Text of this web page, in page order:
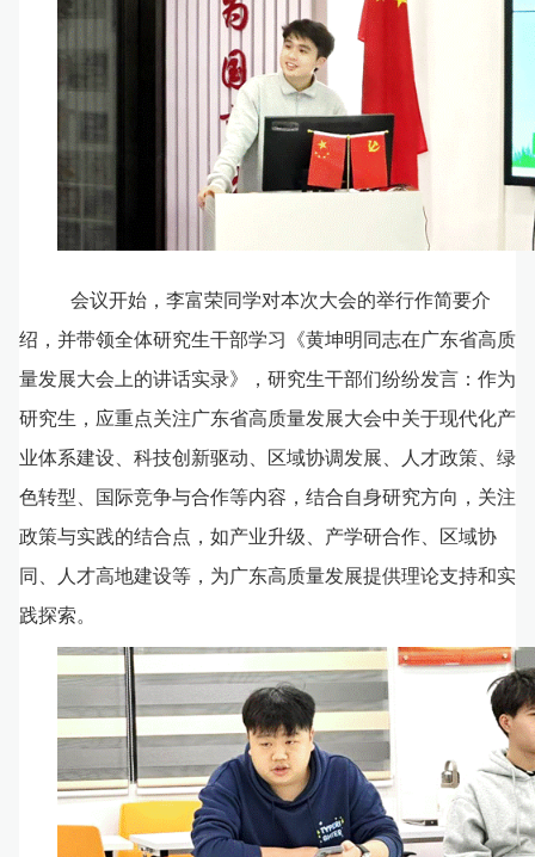
会议开始，李富荣同学对本次大会的举行作简要介
绍，并带领全体研究生干部学习《黄坤明同志在广东省高质
量发展大会上的讲话实录》，研究生干部们纷纷发言：作为
研究生，应重点关注广东省高质量发展大会中关于现代化产
业体系建设、科技创新驱动、区域协调发展、人才政策、绿
色转型、国际竞争与合作等内容，结合自身研究方向，关注
政策与实践的结合点，如产业升级、产学研合作、区域协
同、人才高地建设等，为广东高质量发展提供理论支持和实
践探索。